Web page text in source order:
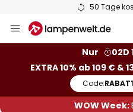
50 Tage
Inhalt
Nur
02D
EXTRA 10% ab 109 € &
Code:
WOW Week: